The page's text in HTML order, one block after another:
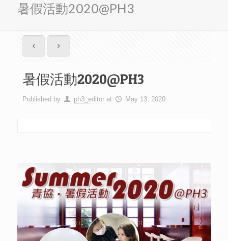
暑假活動2020@PH3
暑假活動2020@PH3
Published by ph3_editor at May 13, 2020